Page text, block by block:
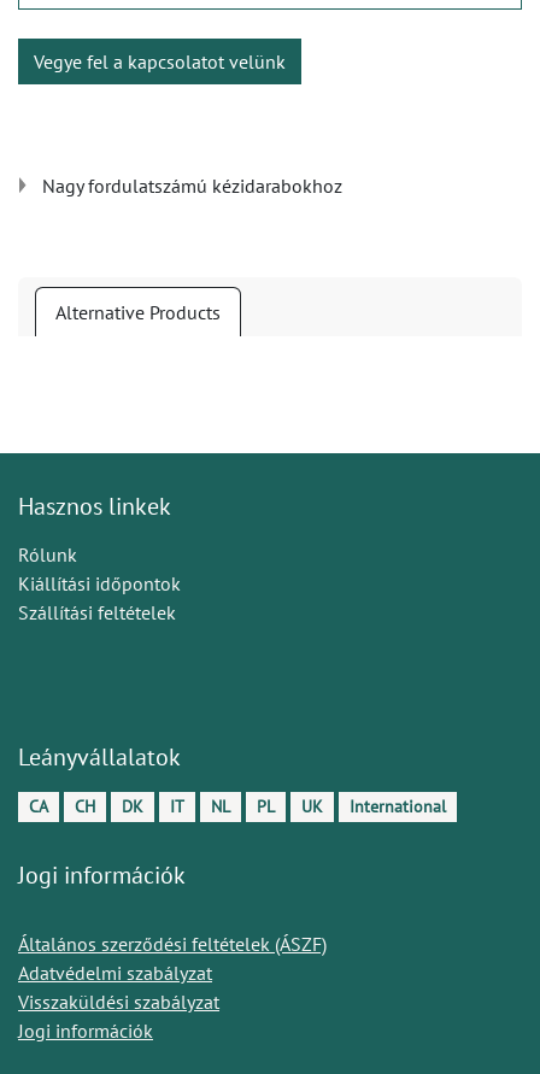
Vegye fel a kapcsolatot velünk
Nagy fordulatszámú kézidarabokhoz
Alternative Products
Hasznos linkek
Rólunk
Kiállítási időpontok
Szállítási feltételek
Leányvállalatok
CA CH DK IT NL PL UK International
Jogi információk
Általános szerződési feltételek (ÁSZF)
Adatvédelmi szabályzat
Visszaküldési szabályzat
Jogi információk